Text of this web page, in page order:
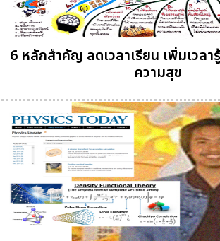
6 หลักสำคัญ ลดเวลาเรียน เพิ่มเวลา
ความสุข